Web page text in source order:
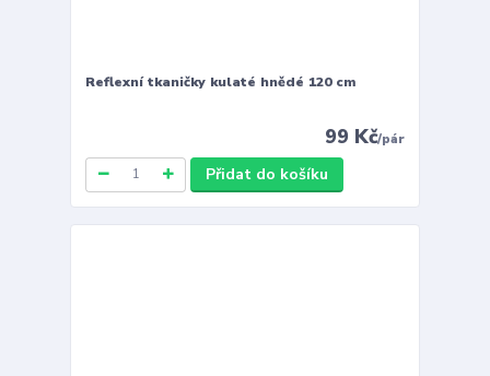
Reflexní tkaničky kulaté hnědé 120 cm
99 Kč/pár
Přidat do košíku